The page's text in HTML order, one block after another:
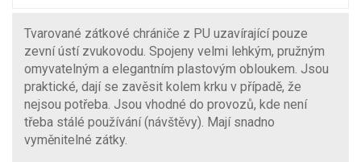
Tvarované zátkové chrániče z PU uzavírající pouze
zevní ústí zvukovodu. Spojeny velmi lehkým, pružným
omyvatelným a elegantním plastovým obloukem. Jsou
praktické, dají se zavěsit kolem krku v případě, že
nejsou potřeba. Jsou vhodné do provozů, kde není
třeba stálé používání (návštěvy). Mají snadno
vyměnitelné zátky.